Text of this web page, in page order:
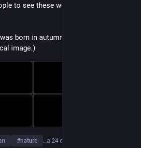
to see these works, so please
born in autumn!
image.)
#nature …a 24 dalších